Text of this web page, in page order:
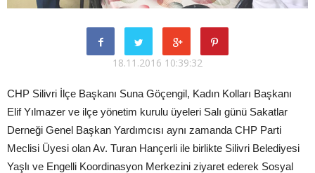
18.11.2016 10:39:32
CHP Silivri İlçe Başkanı Suna Göçengil, Kadın Kolları Başkanı
Elif Yılmazer ve ilçe yönetim kurulu üyeleri Salı günü Sakatlar
Derneği Genel Başkan Yardımcısı aynı zamanda CHP Parti
Meclisi Üyesi olan Av. Turan Hançerli ile birlikte Silivri Belediyesi
Yaşlı ve Engelli Koordinasyon Merkezini ziyaret ederek Sosyal